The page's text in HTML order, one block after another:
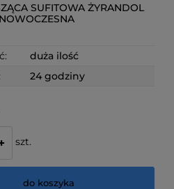
SUFITOWA ŻYRANDOL
duża ilość
24 godziny
szt.
do koszyka